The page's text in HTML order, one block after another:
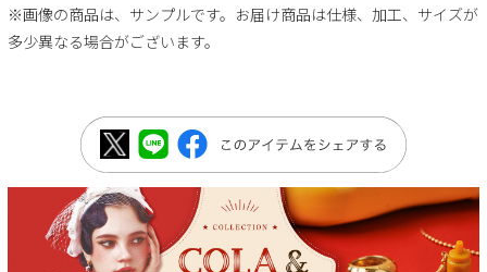
※画像の商品は、サンプルです。お届け商品は仕様、加工、サイズが
多少異なる場合がございます。